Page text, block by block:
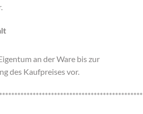
an der Ware bis zur
des Kaufpreises vor.